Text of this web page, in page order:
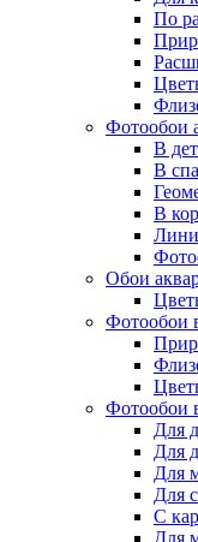
По
Фотообои
В
В
В
Обои
Фотообои
Фотообои
Для
Для
Для
Для
С